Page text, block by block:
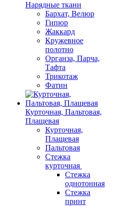
Нарядные ткани
Бархат, Велюр
Гипюр
Жаккард
Кружевное
полотно
Органза, Парча,
Тафта
Трикотаж
Фатин
Курточная, Пальтовая,
Плащевая
Курточная,
Плащевая
Пальтовая
Стежка
курточная
Стежка
однотонная
Стежка
принт